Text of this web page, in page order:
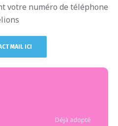
votre numéro de téléphone
MAIL ICI
Déjà adopté